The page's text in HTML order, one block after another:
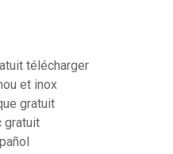
télécharger
et inox
gratuit
gratuit